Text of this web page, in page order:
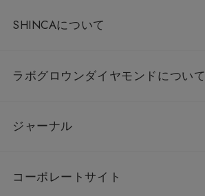
SHINCAについて
ラボグロウンダイヤモンドについて
ジャーナル
コーポレートサイト